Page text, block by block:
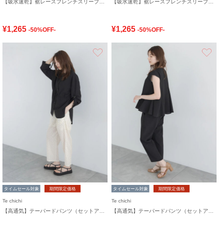
¥1,265 -50%OFF- ¥1,265 -50%OFF-
タイムセール対象 期間限定価格
Te chichi
タイムセール対象 期間限定価格
Te chichi